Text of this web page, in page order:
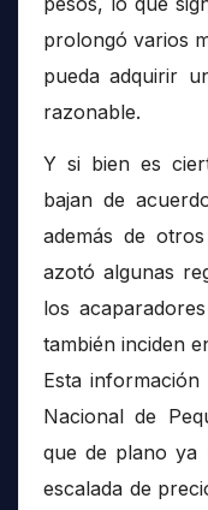
prolongó varios
pueda adquirir
razonable.
Y si bien es
bajan de
además de
azotó algunas
los
también inciden
Esta
Nacional de
que de plano ya
escalada de